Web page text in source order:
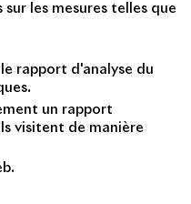
les mesures telles que
rapport d'analyse du
un rapport
visitent de manière